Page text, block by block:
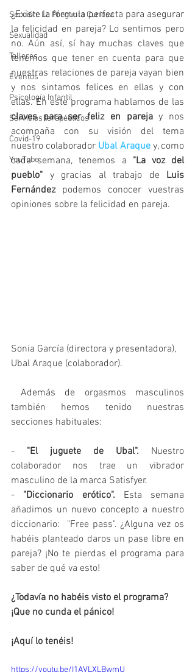
Sección: La Pregunta Curiosa
Sexualidad
Talleres
Eventos
Psicología Infantil
Servicios terapéuticos
Covid-19
YouTube
¿Existe la fórmula perfecta para asegurar
la felicidad en pareja? Lo sentimos pero
no. Aún así, sí hay muchas claves que
tenemos que tener en cuenta para que
nuestras relaciones de pareja vayan bien
y nos sintamos felices en ellas y con
claves para ser feliz en pareja y nos
acompaña con su visión del tema
nuestro colaborador Ubal Araque y, como
cada semana, tenemos a "La voz del
pueblo" y gracias al trabajo de Luis
Fernández podemos conocer vuestras
opiniones sobre la felicidad en pareja.
Sonia García (directora y presentadora),
Ubal Araque (colaborador).
también hemos tenido nuestras
secciones habituales:
- "El juguete de Ubal". Nuestro
colaborador nos trae un vibrador
masculino de la marca Satisfyer.
- "Diccionario erótico". Esta semana
añadimos un nuevo concepto a nuestro
diccionario:  "Free pass". ¿Alguna vez os
habéis planteado daros un pase libre en
pareja? ¡No te pierdas el programa para
saber de qué va esto!
¿Todavía no habéis visto el programa?
¡Que no cunda el pánico!
¡Aquí lo tenéis!
https://youtu.be/I1AVLXLBwmU